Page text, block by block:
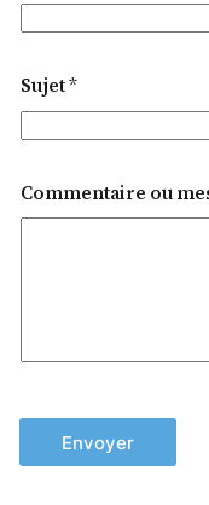
Sujet*
Commentaire ou
Envoyer